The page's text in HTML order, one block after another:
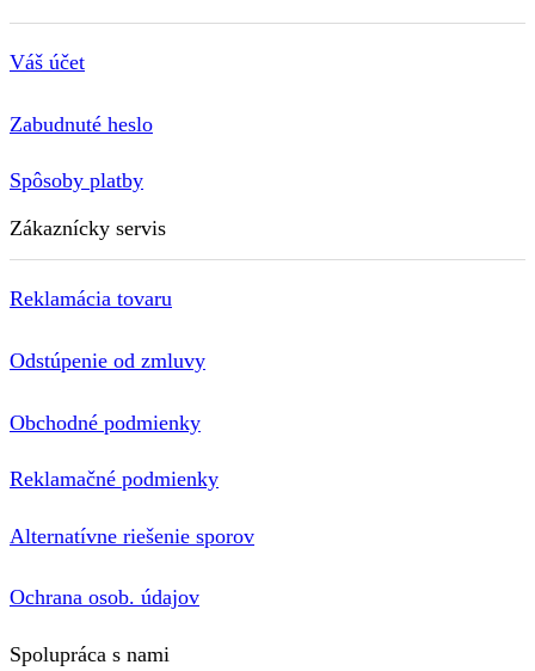
Váš účet
Zabudnuté heslo
Spôsoby platby
Zákaznícky servis
Reklamácia tovaru
Odstúpenie od zmluvy
Obchodné podmienky
Reklamačné podmienky
Alternatívne riešenie sporov
Ochrana osob. údajov
Spolupráca s nami